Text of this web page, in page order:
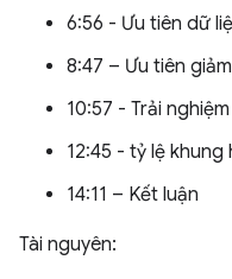
6:56 - Ưu tiên dữ
8:47 – Ưu tiên
10:57 - Trải
12:45 - tỷ lệ khung
14:11 – Kết luận
Tài nguyên: